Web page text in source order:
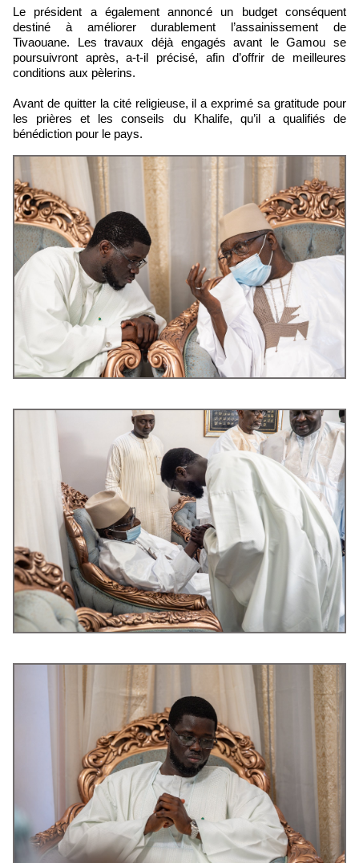
Le président a également annoncé un budget conséquent
destiné à améliorer durablement l’assainissement de
Tivaouane. Les travaux déjà engagés avant le Gamou se
poursuivront après, a-t-il précisé, afin d’offrir de meilleures
conditions aux pèlerins.
Avant de quitter la cité religieuse, il a exprimé sa gratitude pour
les prières et les conseils du Khalife, qu’il a qualifiés de
bénédiction pour le pays.